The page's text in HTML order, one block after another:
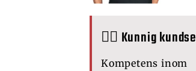
🙋‍♂️ Kunnig
Kompetens inom